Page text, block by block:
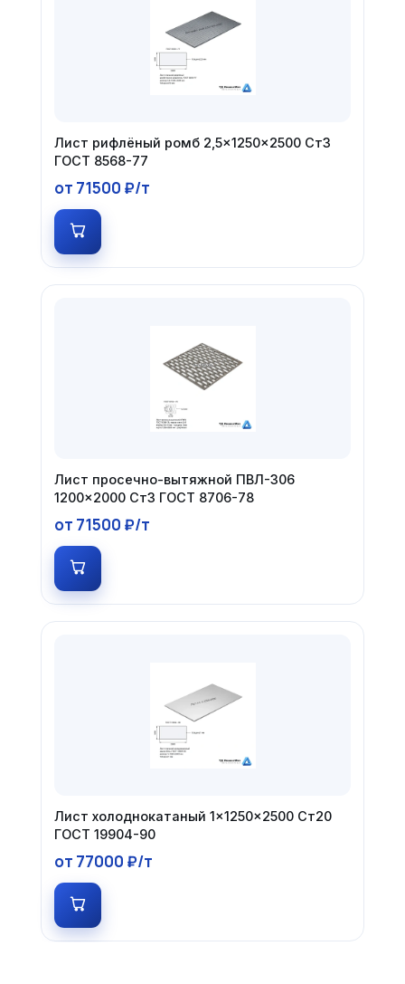
Лист рифлёный ромб 2,5×1250×2500 Ст3
ГОСТ 8568-77
от 71500 ₽/т
Лист просечно-вытяжной ПВЛ-306
1200×2000 Ст3 ГОСТ 8706-78
от 71500 ₽/т
Лист холоднокатаный 1×1250×2500 Ст20
ГОСТ 19904-90
от 77000 ₽/т